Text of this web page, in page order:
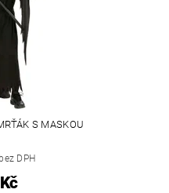
S MASKOU
DPH